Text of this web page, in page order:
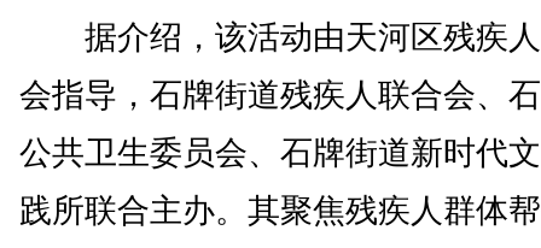
据介绍，该活动由天河区残疾
会指导，石牌街道残疾人联合会、
公共卫生委员会、石牌街道新时代
践所联合主办。其聚焦残疾人群体